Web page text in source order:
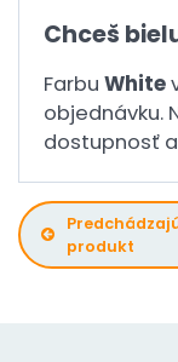
Chceš
Farbu White
objednávku.
dostupnosť
produkt